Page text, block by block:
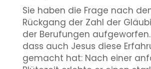
Sie haben die Frage nach
Rückgang der Zahl der
der Berufungen
dass auch Jesus diese
gemacht hat: Nach einer